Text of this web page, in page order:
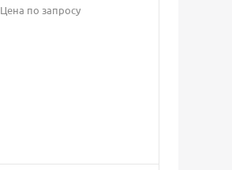
Цена по запросу